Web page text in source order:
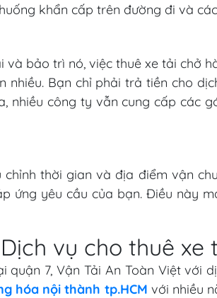
khẩn cấp trên đường đi và
bảo trì nó, việc thuê xe tải chở
nhiều. Bạn chỉ phải trả tiền cho
nhiều công ty vẫn cung cấp các
thời gian và địa điểm vận
ứng yêu cầu của bạn. Điều này
vụ cho thuê
quận 7, Vận Tải An Toàn Việt
hóa nội thành tp.HCM với nhiều